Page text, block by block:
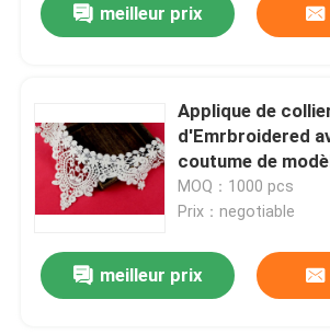
meilleur prix
Applique de
d'Emrbroidered
coutume de
de guipure
MOQ：1000 pcs
Prix：negotiable
meilleur prix